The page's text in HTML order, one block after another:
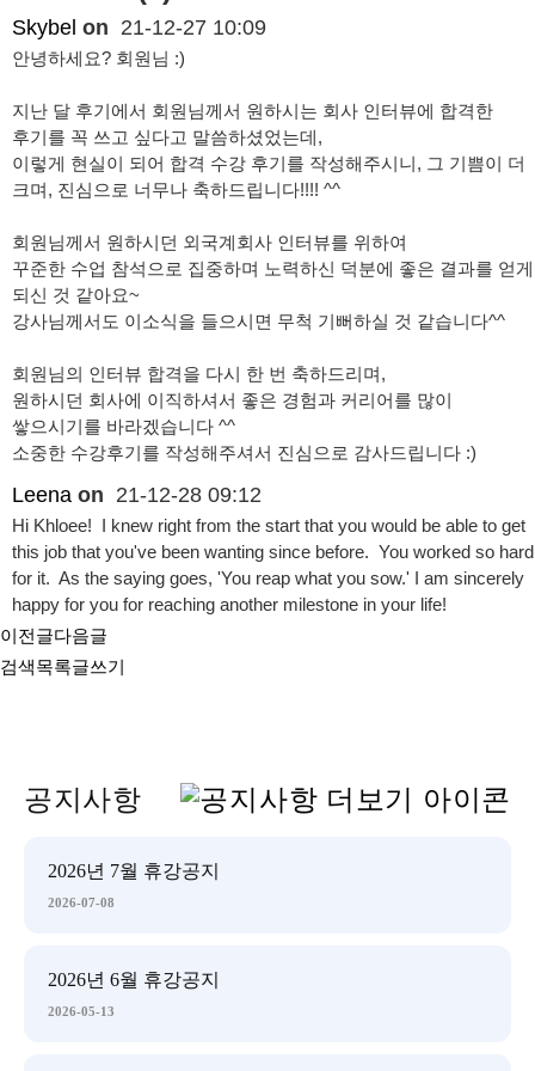
Skybel on 21-12-27 10:09
안녕하세요? 회원님 :)
지난 달 후기에서 회원님께서 원하시는 회사 인터뷰에 합격한
후기를 꼭 쓰고 싶다고 말씀하셨었는데,
이렇게 현실이 되어 합격 수강 후기를 작성해주시니, 그 기쁨이 더
크며, 진심으로 너무나 축하드립니다!!!! ^^
회원님께서 원하시던 외국계회사 인터뷰를 위하여
꾸준한 수업 참석으로 집중하며 노력하신 덕분에 좋은 결과를 얻게
되신 것 같아요~
강사님께서도 이소식을 들으시면 무척 기뻐하실 것 같습니다^^
회원님의 인터뷰 합격을 다시 한 번 축하드리며,
원하시던 회사에 이직하셔서 좋은 경험과 커리어를 많이
쌓으시기를 바라겠습니다 ^^
소중한 수강후기를 작성해주셔서 진심으로 감사드립니다 :)
Leena on 21-12-28 09:12
Hi Khloee! I knew right from the start that you would be able to get
this job that you've been wanting since before. You worked so hard
for it. As the saying goes, 'You reap what you sow.' I am sincerely
happy for you for reaching another milestone in your life!
이전글다음글
검색목록글쓰기
공지사항
2026년 7월 휴강공지
2026-07-08
2026년 6월 휴강공지
2026-05-13